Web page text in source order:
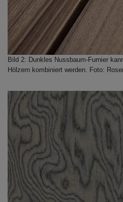
Bild 2: Dunkles Nussbaum-Furnier
Hölzern kombiniert werden. Foto: